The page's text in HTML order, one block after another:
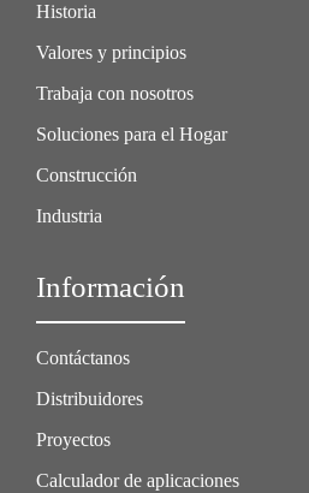
Historia
Valores y principios
Trabaja con nosotros
Soluciones para el Hogar
Construcción
Industria
Información
Contáctanos
Distribuidores
Proyectos
Calculador de aplicaciones